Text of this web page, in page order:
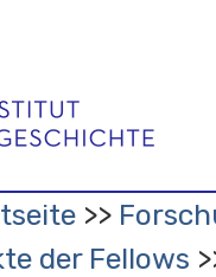
der Fellows